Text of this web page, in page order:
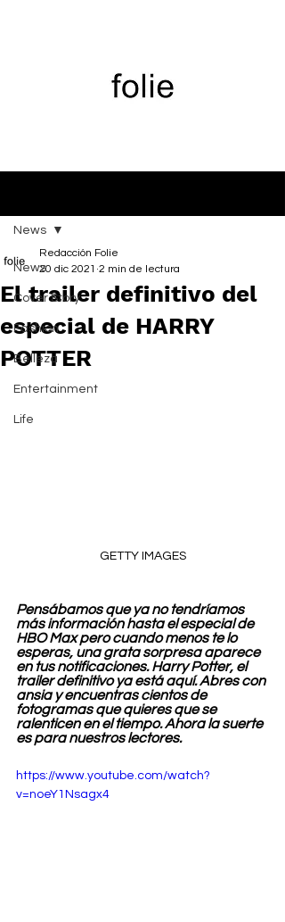
News
Cover Story
Fashion
Belleza
Entertainment
Life
News
El trailer definitivo del
especial de HARRY
POTTER
Redacción Folie
20 dic 2021 2 min de lectura
GETTY IMAGES
Pensábamos que ya no tendríamos
más información hasta el especial de
HBO Max pero cuando menos te lo
esperas, una grata sorpresa aparece
en tus notificaciones. Harry Potter, el
trailer definitivo ya está aquí. Abres con
ansia y encuentras cientos de
fotogramas que quieres que se
ralenticen en el tiempo. Ahora la suerte
es para nuestros lectores.
https://www.youtube.com/watch?
v=noeY1Nsagx4